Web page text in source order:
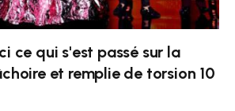
ce qui s'est passé sur la
et remplie de torsion 10